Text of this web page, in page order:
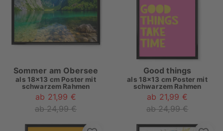
Sommer am Obersee
als 18x13 cm Poster mit
schwarzem Rahmen
ab 21,99 €
ab 24,99 €
Good things
als 18x13 cm Poster mit
schwarzem Rahmen
ab 21,99 €
ab 24,99 €